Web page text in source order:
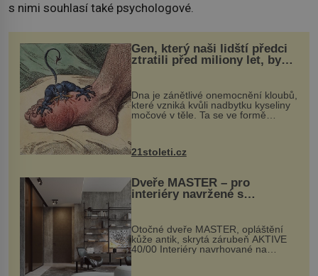
s nimi souhlasí také psychologové.
Gen, který naši lidští předci
ztratili před miliony let, by
mohl pomoci s léčbou
„nemoci králů“
Dna je zánětlivé onemocnění kloubů,
které vzniká kvůli nadbytku kyseliny
močové v těle. Ta se ve formě
nohou, a způsobuje bole...
21stoleti.cz
Dveře MASTER – pro
interiéry navržené s
rozumem i vášní!
Otočné dveře MASTER, opláštění
kůže antik, skrytá zárubeň AKTIVE
40/00 Interiéry navrhované na
zakázku často vyžadují atypické
rozměry nejen nábytku, ale i